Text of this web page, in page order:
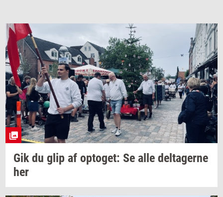
Gik du glip af op­to­get: Se alle del­ta­ger­ne
her